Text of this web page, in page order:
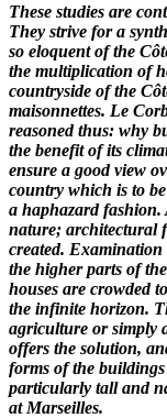
These studies are
They strive for a
so eloquent of the
the multiplication of
countryside of the
maisonnettes. Le
reasoned thus: why
the benefit of its
ensure a good view
country which is to
a haphazard fashion.
nature; architectural
created.
the higher parts of
houses are crowded
the infinite horizon.
agriculture or simply
offers the solution,
forms of the buildings
particularly tall and
at Marseilles.